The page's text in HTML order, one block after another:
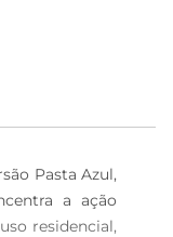
Pasta Azul,
a ação
residencial,